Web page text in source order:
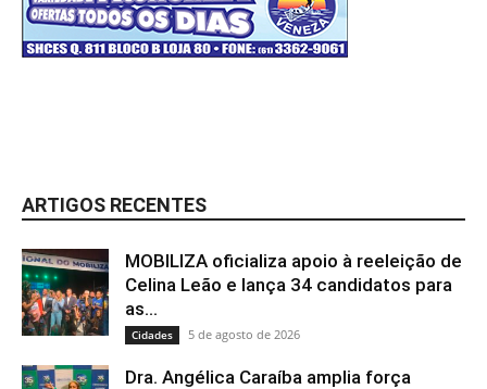
ARTIGOS RECENTES
MOBILIZA oficializa apoio à reeleição de
Celina Leão e lança 34 candidatos para
as...
Cidades 5 de agosto de 2026
Dra. Angélica Caraíba amplia força